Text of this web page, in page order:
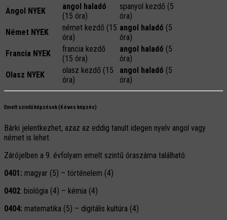
Angol NYEK
angol haladó
(15 óra)
spanyol kezdő (5
óra)
Német NYEK
német kezdő (15
óra)
angol haladó (5
óra)
Francia NYEK
francia kezdő
(15 óra)
angol haladó (5
óra)
Olasz NYEK
olasz kezdő (15
óra)
angol haladó (5
óra)
Emelt szintű képzések (4 éves képzés)
Bárki jelentkezhet, azaz az eddig tanult idegen nyelv angol vagy
német is lehet.
Zárójelben a 9. évfolyam emelt szintű óraszáma található.
0401: magyar (5) – történelem (4)
0402: biológia (4) – kémia (4)
0404: matematika (5) – digitális kultúra (4)